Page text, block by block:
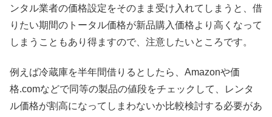
ンタル業者の価格設定をそのまま受け入れてしまうと、借
りたい期間のトータル価格が新品購入価格より高くなって
しまうこともあり得ますので、注意したいところです。
例えば冷蔵庫を半年間借りるとしたら、Amazonや価
格.comなどで同等の製品の値段をチェックして、レンタ
ル価格が割高になってしまわないか比較検討する必要があ